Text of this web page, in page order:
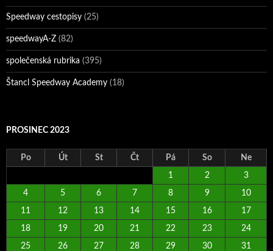
Speedway cestopisy (25)
speedwayA-Z (82)
společenská rubrika (395)
Štancl Speedway Academy (18)
PROSINEC 2023
Po Út St Čt Pá So Ne
1 2 3
4 5 6 7 8 9 10
11 12 13 14 15 16 17
18 19 20 21 22 23 24
25 26 27 28 29 30 31